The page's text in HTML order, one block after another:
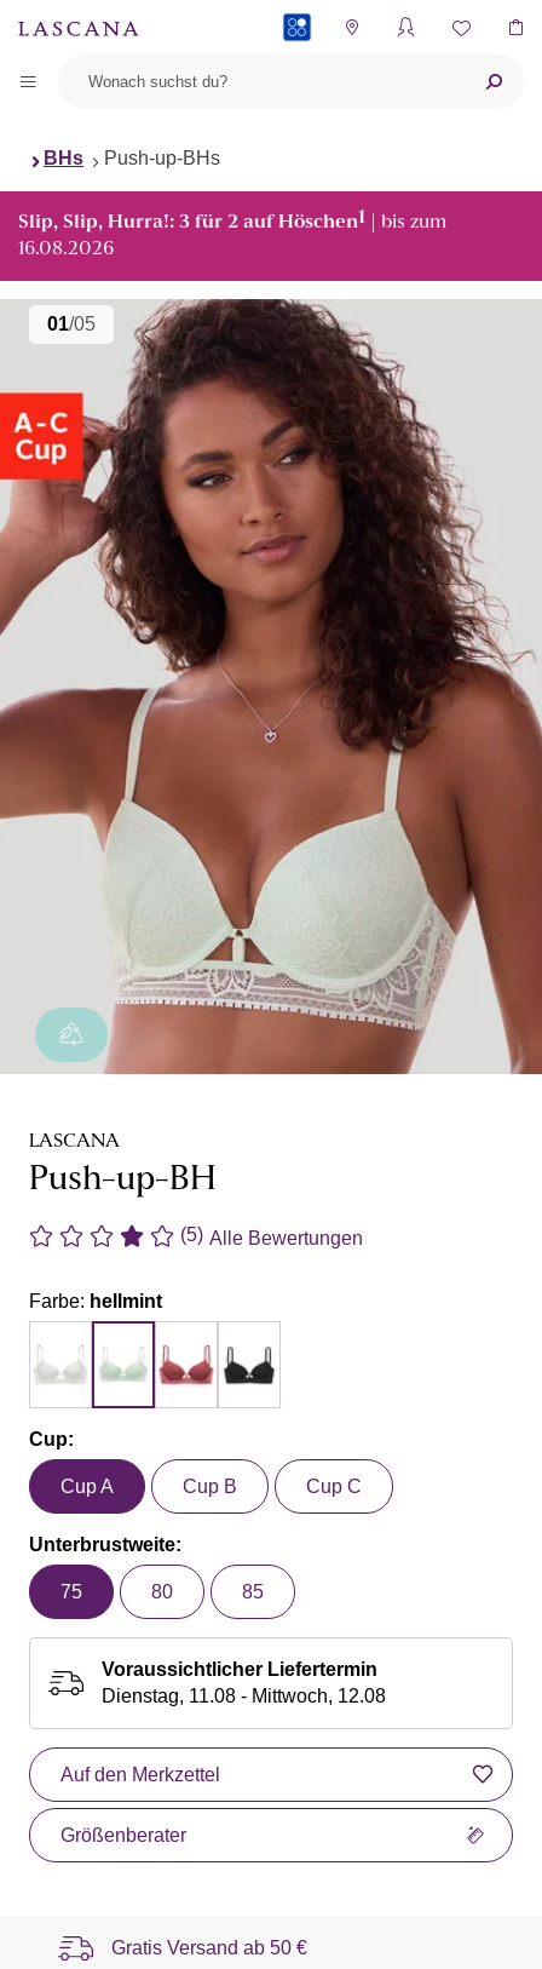
BHs Push-up-BHs
Slip, Slip, Hurra!: 3 für 2 auf Höschen1 | bis zum
16.08.2026
01/05
LASCANA
Push-up-BH
(5) Alle Bewertungen
Farbe: hellmint
Cup:
Cup A Cup B Cup C
Unterbrustweite:
75 80 85
Voraussichtlicher Liefertermin
Dienstag, 11.08 - Mittwoch, 12.08
Auf den Merkzettel
Größenberater
Gratis Versand ab 50 €